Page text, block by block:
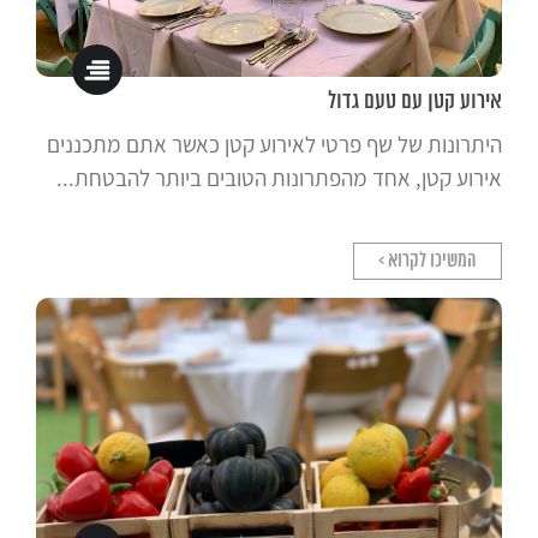
אירוע קטן עם טעם גדול
היתרונות של שף פרטי לאירוע קטן כאשר אתם מתכננים
אירוע קטן, אחד מהפתרונות הטובים ביותר להבטחת...
המשיכו לקרוא >